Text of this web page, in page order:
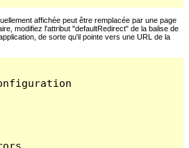
affichée peut être remplacée par une page
modifiez l'attribut "defaultRedirect" de la balise de
de sorte qu'il pointe vers une URL de la